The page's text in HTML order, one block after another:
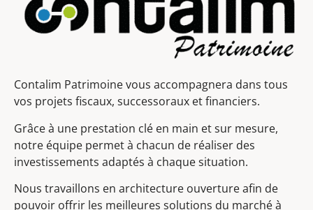
Contalim Patrimoine vous accompagnera dans tous
vos projets fiscaux, successoraux et financiers.
Grâce à une prestation clé en main et sur mesure,
notre équipe permet à chacun de réaliser des
investissements adaptés à chaque situation.
Nous travaillons en architecture ouverture afin de
pouvoir offrir les meilleures solutions du marché à